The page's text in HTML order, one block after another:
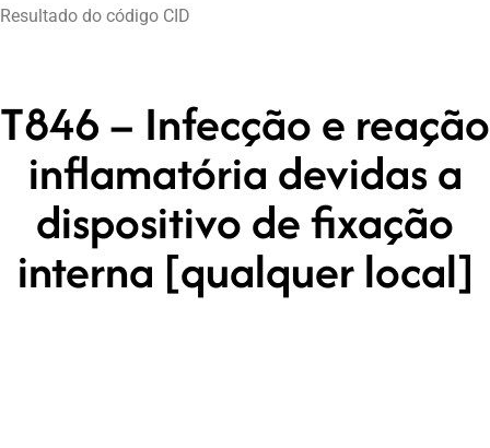
Resultado do código CID
T846 – Infecção e reação
inflamatória devidas a
dispositivo de fixação
interna [qualquer local]